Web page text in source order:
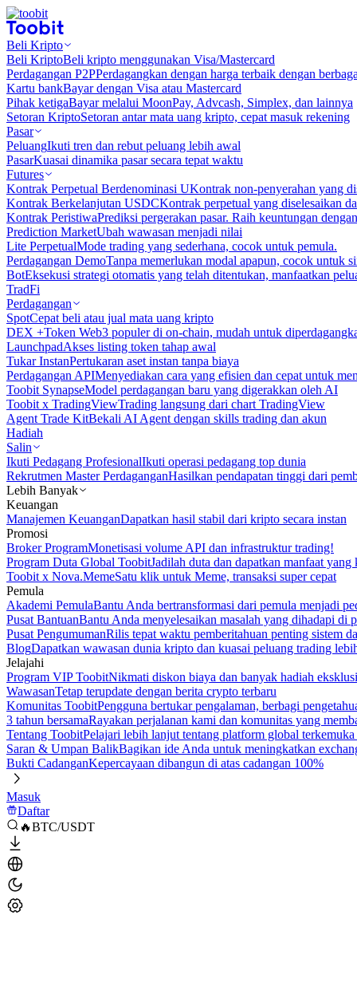
Beli Kripto
Beli KriptoBeli kripto menggunakan Visa/Mastercard
Perdagangan P2PPerdagangkan dengan harga terbaik dengan
Kartu bankBayar dengan Visa atau Mastercard
Pihak ketigaBayar melalui MoonPay, Advcash, Simplex, dan lainnya
Setoran KriptoSetoran antar mata uang kripto, cepat masuk rekening
Pasar
PeluangIkuti tren dan rebut peluang lebih awal
PasarKuasai dinamika pasar secara tepat waktu
Futures
Kontrak Perpetual Berdenominasi UKontrak non-penyerahan yang
Kontrak Berkelanjutan USDCKontrak perpetual yang diselesaikan
Kontrak PeristiwaPrediksi pergerakan pasar. Raih keuntungan
Prediction MarketUbah wawasan menjadi nilai
Lite PerpetualMode trading yang sederhana, cocok untuk pemula.
Perdagangan DemoTanpa memerlukan modal apapun, cocok untuk
BotEksekusi strategi otomatis yang telah ditentukan, manfaatkan
TradFi
Perdagangan
SpotCepat beli atau jual mata uang kripto
DEX +Token Web3 populer di on-chain, mudah untuk
LaunchpadAkses listing token tahap awal
Tukar InstanPertukaran aset instan tanpa biaya
Perdagangan APIMenyediakan cara yang efisien dan cepat untuk
Toobit SynapseModel perdagangan baru yang digerakkan oleh AI
Toobit x TradingViewTrading langsung dari chart TradingView
Agent Trade KitBekali AI Agent dengan skills trading dan akun
Hadiah
Salin
Ikuti Pedagang ProfesionalIkuti operasi pedagang top dunia
Rekrutmen Master PerdaganganHasilkan pendapatan tinggi dari
Lebih Banyak
Keuangan
Manajemen KeuanganDapatkan hasil stabil dari kripto secara instan
Promosi
Broker ProgramMonetisasi volume API dan infrastruktur trading!
Program Duta Global ToobitJadilah duta dan dapatkan manfaat
Toobit x Nova.MemeSatu klik untuk Meme, transaksi super cepat
Pemula
Akademi PemulaBantu Anda bertransformasi dari pemula menjadi
Pusat BantuanBantu Anda menyelesaikan masalah yang dihadapi di
Pusat PengumumanRilis tepat waktu pemberitahuan penting sistem
BlogDapatkan wawasan dunia kripto dan kuasai peluang trading
Jelajahi
Program VIP ToobitNikmati diskon biaya dan banyak hadiah
WawasanTetap terupdate dengan berita crypto terbaru
Komunitas ToobitPengguna bertukar pengalaman, berbagi
3 tahun bersamaRayakan perjalanan kami dan komunitas yang
Tentang ToobitPelajari lebih lanjut tentang platform global
Saran & Umpan BalikBagikan ide Anda untuk meningkatkan
Bukti CadanganKepercayaan dibangun di atas cadangan 100%
Masuk
Daftar
🔥BTC/USDT